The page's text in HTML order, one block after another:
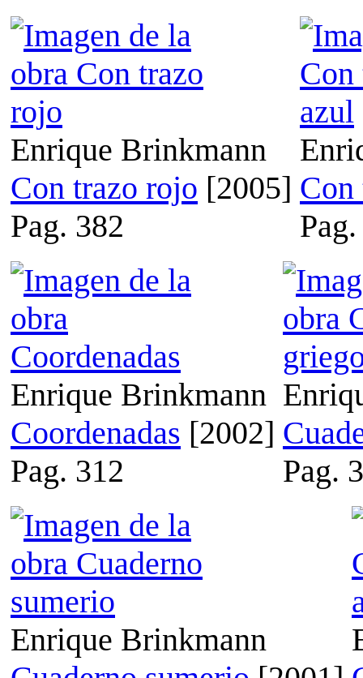
Enrique Brinkmann
Con trazo rojo [2005]
Pag. 382
Enrique Brinkmann
Coordenadas [2002]
Pag. 312
Pag.
Enrique Brinkmann